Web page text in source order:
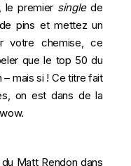
le premier singlede
pins et mettez un
votre chemise, ce
que le top 50 du
– mais si ! Ce titre fait
on est dans de la
du Matt Rendon dans